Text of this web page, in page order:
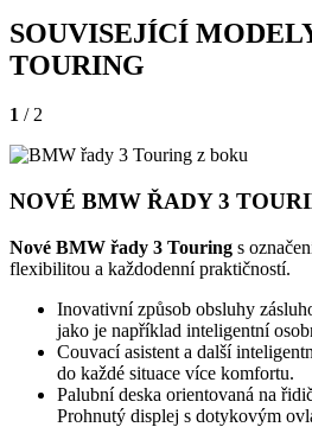
SOUVISEJÍCÍ
TOURING
1 / 2
NOVÉ BMW ŘADY 3
Nové BMW řady 3 Touring s
flexibilitou a každodenní praktičností.
Inovativní způsob obsluhy
jako je například inteligentní
Couvací asistent a další
do každé situace více komfortu.
Palubní deska orientovaná na
Prohnutý displej s dotykovým